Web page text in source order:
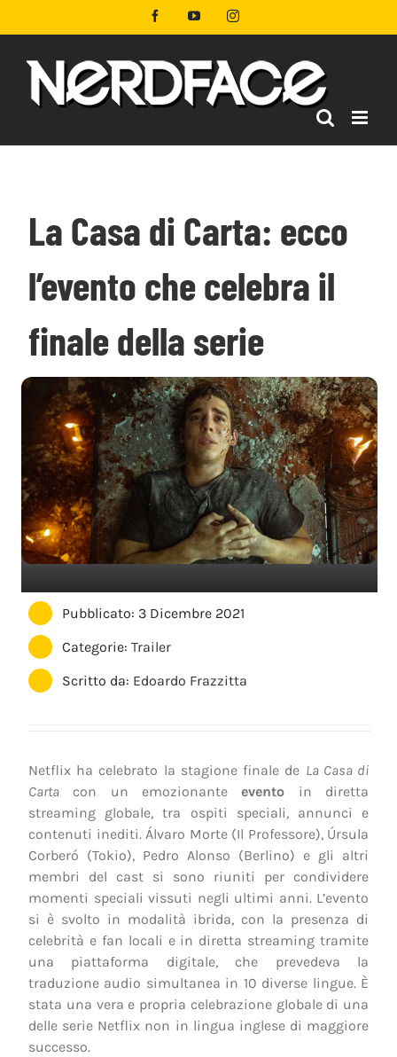
al
FacebookYouTubeInstagram
La Casa di Carta: ecco
l’evento che celebra il
finale della serie
Pubblicato: 3 Dicembre 2021
Categorie:Trailer
Scritto da: Edoardo Frazzitta
Netflix ha celebrato la stagione finale de La Casa di
Carta con un emozionanteevento in diretta
streaming globale, tra ospiti speciali, annunci e
contenuti inediti. Álvaro Morte (Il Professore), Úrsula
Corberó (Tokio), Pedro Alonso (Berlino) e gli altri
membri del cast si sono riuniti per condividere
momenti speciali vissuti negli ultimi anni. L’evento
si è svolto in modalità ibrida, con la presenza di
celebrità e fan locali e in diretta streaming tramite
una piattaforma digitale, che prevedeva la
traduzione audio simultanea in 10 diverse lingue. È
stata una vera e propria celebrazione globale di una
delle serie Netflix non in lingua inglese di maggiore
successo.